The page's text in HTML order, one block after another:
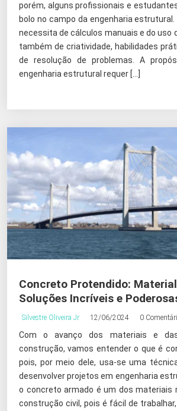
porém, alguns profissionais e
bolo no campo da engenharia
necessita de cálculos manuais e do uso
também de criatividade, habilidades
de resolução de problemas. A
engenharia estrutural requer […]
Concreto Protendido:
Soluções Incríveis e
Silvestre Oliveira Jr 12/06/2024 0
Com o avanço dos materiais e
construção, vamos entender o que é
pois, por meio dele, usa-se uma
desenvolver projetos em engenharia
o concreto armado é um dos materiais
construção civil, pois é fácil de